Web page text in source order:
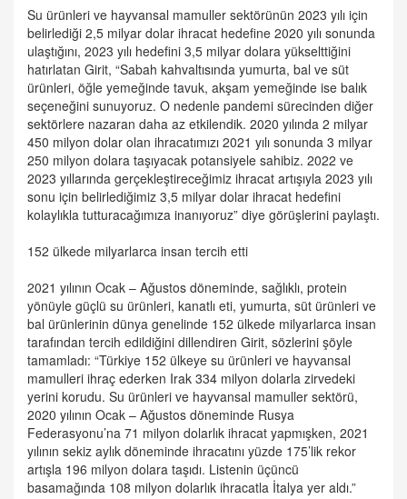
Su ürünleri ve hayvansal mamuller sektörünün 2023 yılı için
belirlediği 2,5 milyar dolar ihracat hedefine 2020 yılı sonunda
ulaştığını, 2023 yılı hedefini 3,5 milyar dolara yükselttiğini
hatırlatan Girit, “Sabah kahvaltısında yumurta, bal ve süt
ürünleri, öğle yemeğinde tavuk, akşam yemeğinde ise balık
seçeneğini sunuyoruz. O nedenle pandemi sürecinden diğer
sektörlere nazaran daha az etkilendik. 2020 yılında 2 milyar
450 milyon dolar olan ihracatımızı 2021 yılı sonunda 3 milyar
250 milyon dolara taşıyacak potansiyele sahibiz. 2022 ve
2023 yıllarında gerçekleştireceğimiz ihracat artışıyla 2023 yılı
sonu için belirlediğimiz 3,5 milyar dolar ihracat hedefini
kolaylıkla tutturacağımıza inanıyoruz” diye görüşlerini paylaştı.
152 ülkede milyarlarca insan tercih etti
2021 yılının Ocak – Ağustos döneminde, sağlıklı, protein
yönüyle güçlü su ürünleri, kanatlı eti, yumurta, süt ürünleri ve
bal ürünlerinin dünya genelinde 152 ülkede milyarlarca insan
tarafından tercih edildiğini dillendiren Girit, sözlerini şöyle
tamamladı: “Türkiye 152 ülkeye su ürünleri ve hayvansal
mamulleri ihraç ederken Irak 334 milyon dolarla zirvedeki
yerini korudu. Su ürünleri ve hayvansal mamuller sektörü,
2020 yılının Ocak – Ağustos döneminde Rusya
Federasyonu’na 71 milyon dolarlık ihracat yapmışken, 2021
yılının sekiz aylık döneminde ihracatını yüzde 175’lik rekor
artışla 196 milyon dolara taşıdı. Listenin üçüncü
basamağında 108 milyon dolarlık ihracatla İtalya yer aldı.”